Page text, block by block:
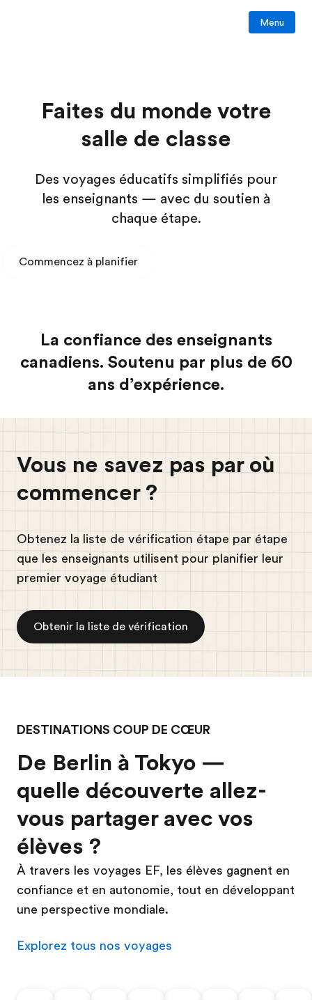
Menu
Faites du monde votre
salle de classe
Des voyages éducatifs simplifiés pour
les enseignants — avec du soutien à
chaque étape.
Commencez à planifier
La confiance des enseignants
canadiens. Soutenu par plus de 60
ans d’expérience.
Vous ne savez pas par où
commencer ?
Obtenez la liste de vérification étape par étape
que les enseignants utilisent pour planifier leur
premier voyage étudiant
Obtenir la liste de vérification
DESTINATIONS COUP DE CŒUR
De Berlin à Tokyo —
quelle découverte allez-
vous partager avec vos
élèves ?
À travers les voyages EF, les élèves gagnent en
confiance et en autonomie, tout en développant
une perspective mondiale.
Explorez tous nos voyages